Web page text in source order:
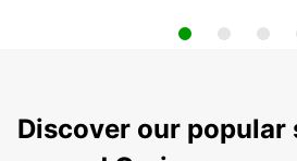
Discover our popular